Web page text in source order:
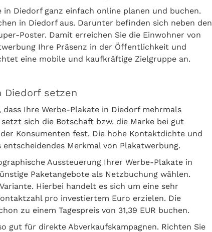
Diedorf ganz einfach online planen und buchen.
in Diedorf aus. Darunter befinden sich neben den
Poster. Damit erreichen Sie die Einwohner von
Ihre Präsenz in der Öffentlichkeit und
eine mobile und kaufkräftige Zielgruppe an.
Diedorf setzen
Ihre Werbe-Plakate in Diedorf mehrmals
sich die Botschaft bzw. die Marke bei gut
Konsumenten fest. Die hohe Kontaktdichte und
Merkmal von Plakatwerbung.
Aussteuerung Ihrer Werbe-Plakate in
Paketangebote als Netzbuchung wählen.
Hierbei handelt es sich um eine sehr
pro investiertem Euro erzielen. Die
zu einem Tagespreis von 31,39 EUR buchen.
gut für direkte Abverkaufskampagnen. Richten Sie